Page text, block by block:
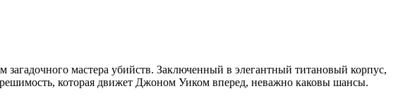
мастера убийств. Заключенный в элегантный титановый корпус,
которая движет Джоном Уиком вперед, неважно каковы шансы.